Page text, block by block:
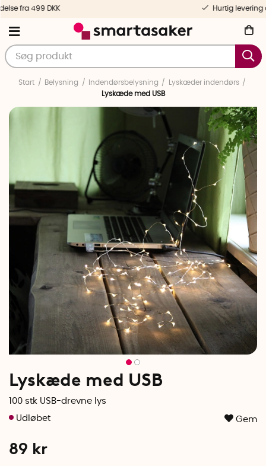
Hurtig levering og personlig service
Start Belysning Indendørsbelysning
Lyskæder indendørs
Lyskæde med USB
Lyskæde med USB
100 stk USB-drevne lys
Gem
89 kr